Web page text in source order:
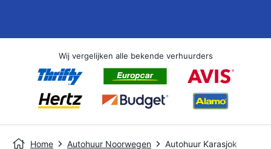
Wij vergelijken alle bekende verhuurders
Home Autohuur Noorwegen Autohuur Karasjok